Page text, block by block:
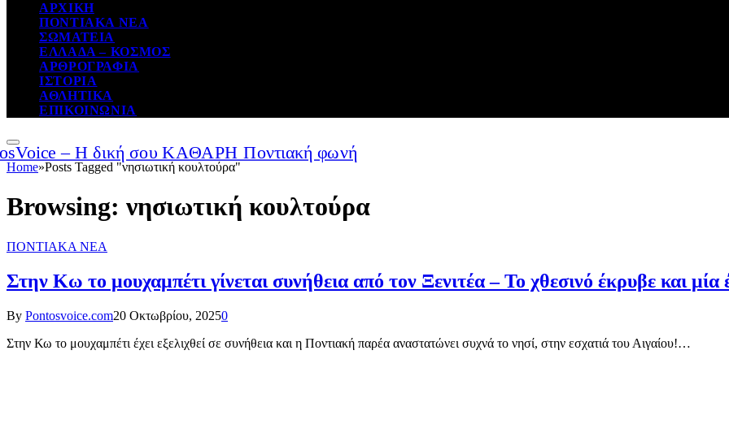
ΑΡΧΙΚΗ
ΠΟΝΤΙΑΚΑ ΝΕΑ
ΣΩΜΑΤΕΙΑ
ΕΛΛΑΔΑ – ΚΟΣΜΟΣ
ΑΡΘΡΟΓΡΑΦΙΑ
ΙΣΤΟΡΙΑ
ΑΘΛΗΤΙΚΑ
ΕΠΙΚΟΙΝΩΝΙΑ
Home»Posts Tagged "νησιωτική κουλτούρα"
Browsing: νησιωτική κουλτούρα
ΠΟΝΤΙΑΚΑ ΝΕΑ
Στην Κω το μουχαμπέτι γίνεται συνήθεια από τον Ξενιτέα – Το χθεσινό έκρυβε και μία
By Pontosvoice.com20 Οκτωβρίου, 20250
Στην Κω το μουχαμπέτι έχει εξελιχθεί σε συνήθεια και η Ποντιακή παρέα αναστατώνει συχνά το νησί, στην εσχατιά του Αιγαίου!…